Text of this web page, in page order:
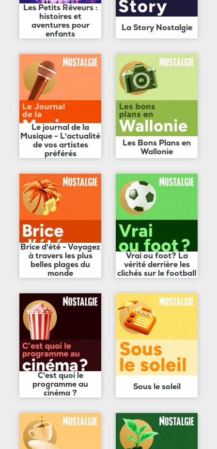
Les Petits Rêveurs :
histoires et
aventures pour
enfants
La Story Nostalgie
Le journal de la
Musique - L'actualité
de vos artistes
préférés
Les Bons Plans en
Wallonie
Brice d'été - Voyagez
à travers les plus
belles plages du
monde
Vrai ou foot? La
vérité derrière les
clichés sur le football
C'est quoi le
programme au
cinéma ?
Sous le soleil